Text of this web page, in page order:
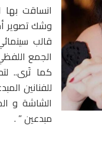
انساقت
وشك تصوير
قالب
الجمع
كما تَرى..
الشاشة و
مبدعين ” .